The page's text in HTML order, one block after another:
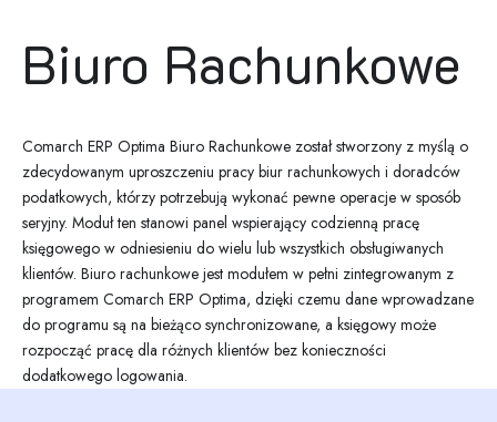
Biuro Rachunkowe
Comarch ERP Optima Biuro Rachunkowe został stworzony z myślą o
zdecydowanym uproszczeniu pracy biur rachunkowych i doradców
podatkowych, którzy potrzebują wykonać pewne operacje w sposób
seryjny. Moduł ten stanowi panel wspierający codzienną pracę
księgowego w odniesieniu do wielu lub wszystkich obsługiwanych
klientów. Biuro rachunkowe jest modułem w pełni zintegrowanym z
programem Comarch ERP Optima, dzięki czemu dane wprowadzane
do programu są na bieżąco synchronizowane, a księgowy może
rozpocząć pracę dla różnych klientów bez konieczności
dodatkowego logowania.